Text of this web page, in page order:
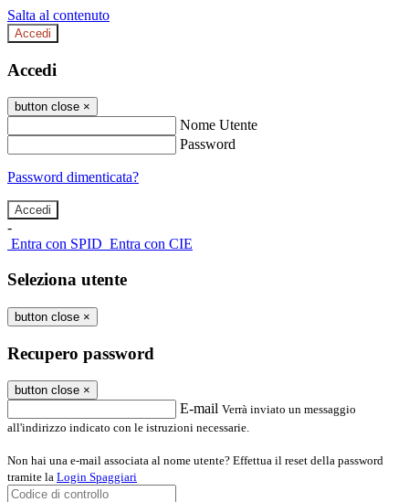
Salta al contenuto
Accedi
Accedi
button close ×
Nome Utente
Password
Password dimenticata?
-
Entra con SPID Entra con CIE
Seleziona utente
button close ×
Recupero password
button close ×
E-mail Verrà inviato un messaggio
all'indirizzo indicato con le istruzioni necessarie.
Non hai una e-mail associata al nome utente? Effettua il reset della password
tramite la Login Spaggiari